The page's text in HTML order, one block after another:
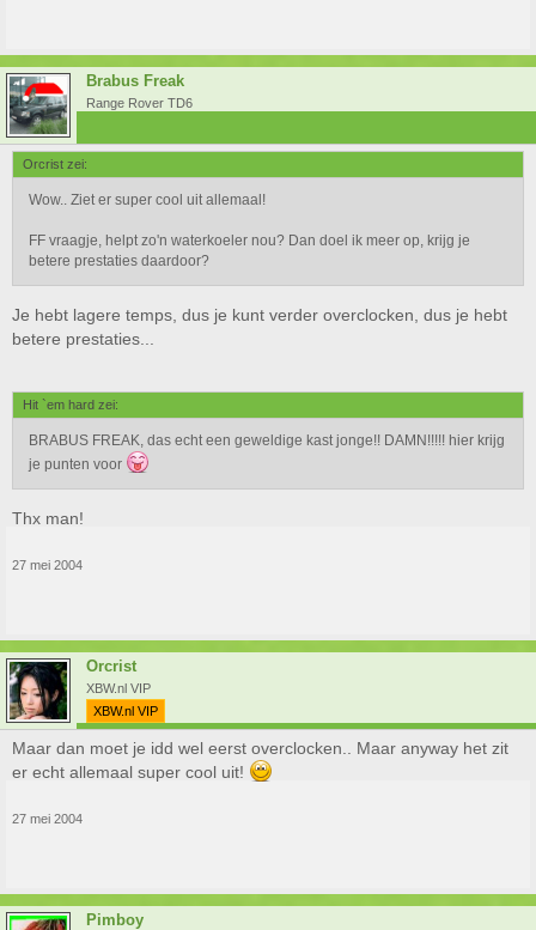
Brabus Freak
Range Rover TD6
Orcrist zei:
Wow.. Ziet er super cool uit allemaal!
FF vraagje, helpt zo'n waterkoeler nou? Dan doel ik meer op, krijg je
betere prestaties daardoor?
Je hebt lagere temps, dus je kunt verder overclocken, dus je hebt
betere prestaties...
Hit `em hard zei:
BRABUS FREAK, das echt een geweldige kast jonge!! DAMN!!!!! hier krijg
je punten voor
Thx man!
27 mei 2004
Orcrist
XBW.nl VIP
XBW.nl VIP
Maar dan moet je idd wel eerst overclocken.. Maar anyway het zit
er echt allemaal super cool uit!
27 mei 2004
Pimboy